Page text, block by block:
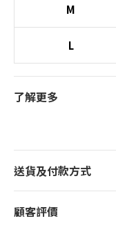
M
L
了解更多
送貨及付款方式
顧客評價